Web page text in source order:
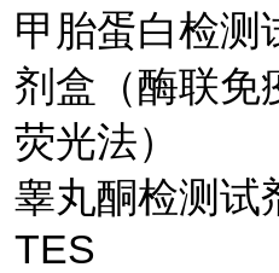
甲胎蛋白检测
剂盒（酶联免
荧光法）
睾丸酮检测试
TES